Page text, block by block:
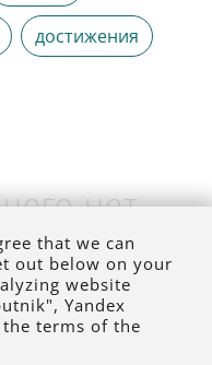
достижения
нет
that we can
out below on your
website
Yandex
terms of the